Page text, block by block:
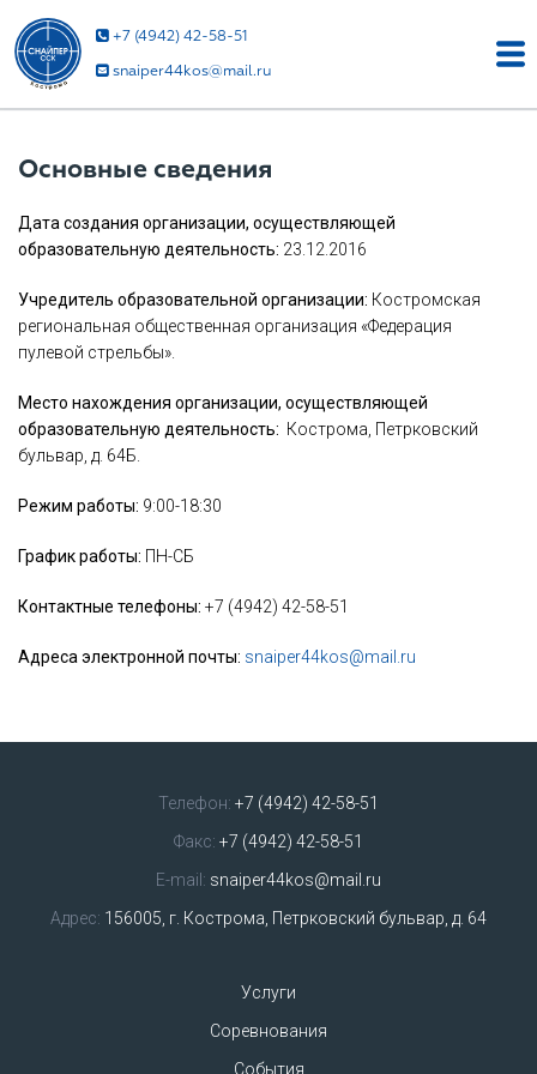
+7 (4942) 42-58-51
snaiper44kos@mail.ru
Основные сведения
Дата создания организации, осуществляющей
образовательную деятельность: 23.12.2016
Учредитель образовательной организации: Костромская
региональная общественная организация «Федерация
пулевой стрельбы».
Место нахождения организации, осуществляющей
образовательную деятельность: Кострома, Петрковский
бульвар, д. 64Б.
Режим работы: 9:00-18:30
График работы: ПН-СБ
Контактные телефоны: +7 (4942) 42-58-51
Адреса электронной почты: snaiper44kos@mail.ru
Телефон: +7 (4942) 42-58-51
Факс: +7 (4942) 42-58-51
E-mail: snaiper44kos@mail.ru
Адрес: 156005, г. Кострома, Петрковский бульвар, д. 64
Услуги
Соревнования
События